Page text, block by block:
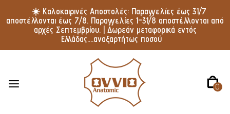
☀️ Καλοκαιρινές Αποστολές: Παραγγελίες έως 31/7
αποστέλλονται έως 7/8. Παραγγελίες 1–31/8 αποστέλλονται από
αρχές Σεπτεμβρίου. | Δωρεάν μεταφορικά εντός
Ελλάδας....αναξαρτήτως ποσού
0